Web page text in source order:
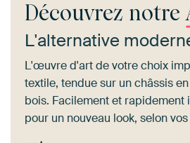
Découvrez notre
L'alternative
L'œuvre d'art de votre choix
textile, tendue sur un châssis
bois. Facilement et rapidement
pour un nouveau look, selon